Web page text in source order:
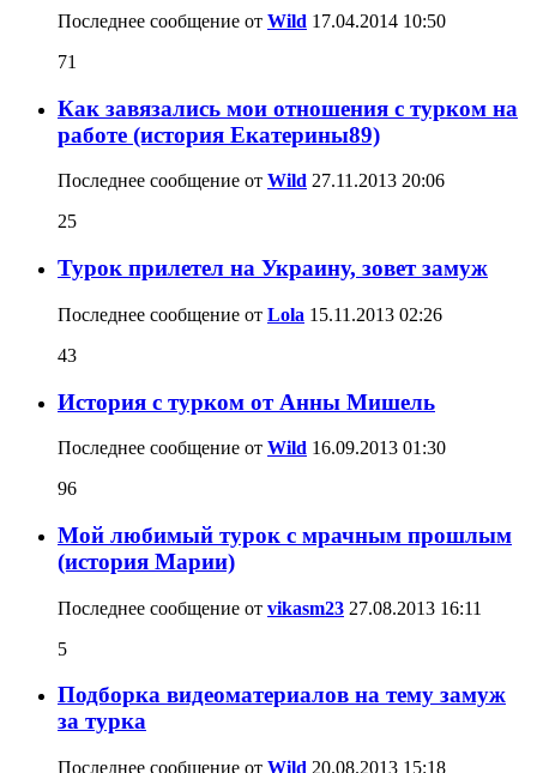
Последнее сообщение от Wild 17.04.2014 10:50
71
Как завязались мои отношения с турком на
работе (история Екатерины89)
Последнее сообщение от Wild 27.11.2013 20:06
25
Турок прилетел на Украину, зовет замуж
Последнее сообщение от Lola 15.11.2013 02:26
43
История с турком от Анны Мишель
Последнее сообщение от Wild 16.09.2013 01:30
96
Мой любимый турок с мрачным прошлым
(история Марии)
Последнее сообщение от vikasm23 27.08.2013 16:11
5
Подборка видеоматериалов на тему замуж
за турка
Последнее сообщение от Wild 20.08.2013 15:18